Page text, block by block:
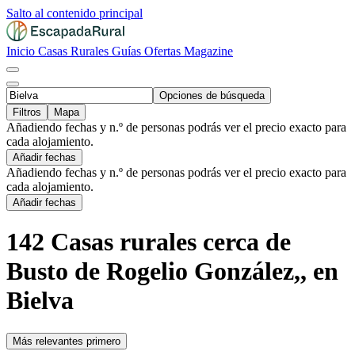
Salto al contenido principal
Inicio Casas Rurales Guías Ofertas Magazine
Opciones de búsqueda
Filtros
Mapa
Añadiendo fechas y n.º de personas podrás ver el precio exacto para
cada alojamiento.
Añadir fechas
Añadiendo fechas y n.º de personas podrás ver el precio exacto para
cada alojamiento.
Añadir fechas
142 Casas rurales cerca de
Busto de Rogelio González,, en
Bielva
Más relevantes primero